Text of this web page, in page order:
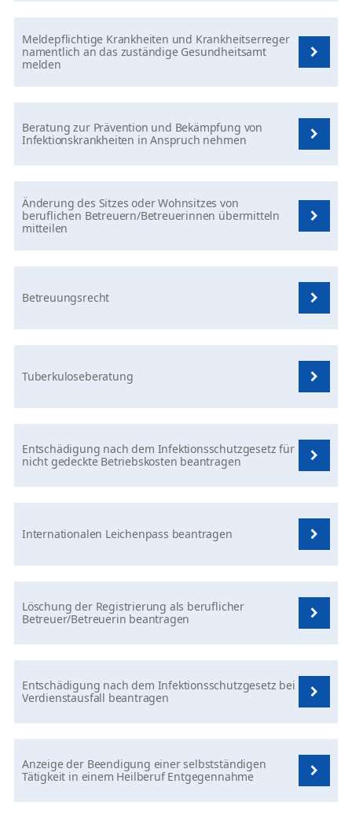
Meldepflichtige Krankheiten und Krankheitserreger
namentlich an das zuständige Gesundheitsamt
melden
Beratung zur Prävention und Bekämpfung von
Infektionskrankheiten in Anspruch nehmen
Änderung des Sitzes oder Wohnsitzes von
beruflichen Betreuern/Betreuerinnen übermitteln
mitteilen
Betreuungsrecht
Tuberkuloseberatung
Entschädigung nach dem Infektionsschutzgesetz für
nicht gedeckte Betriebskosten beantragen
Internationalen Leichenpass beantragen
Löschung der Registrierung als beruflicher
Betreuer/Betreuerin beantragen
Entschädigung nach dem Infektionsschutzgesetz bei
Verdienstausfall beantragen
Anzeige der Beendigung einer selbstständigen
Tätigkeit in einem Heilberuf Entgegennahme